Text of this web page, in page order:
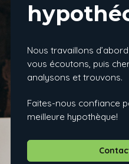
Nous travaillons
vous écoutons, puis
analysons et trouvons.
Faites-nous confiance
meilleure hypothèque!